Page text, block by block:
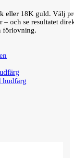
eller 18K guld. Välj
– och se resultatet
förlovning.